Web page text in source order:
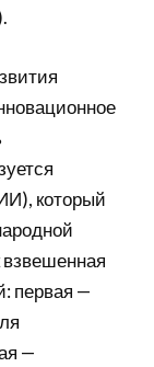
который
первая —
—